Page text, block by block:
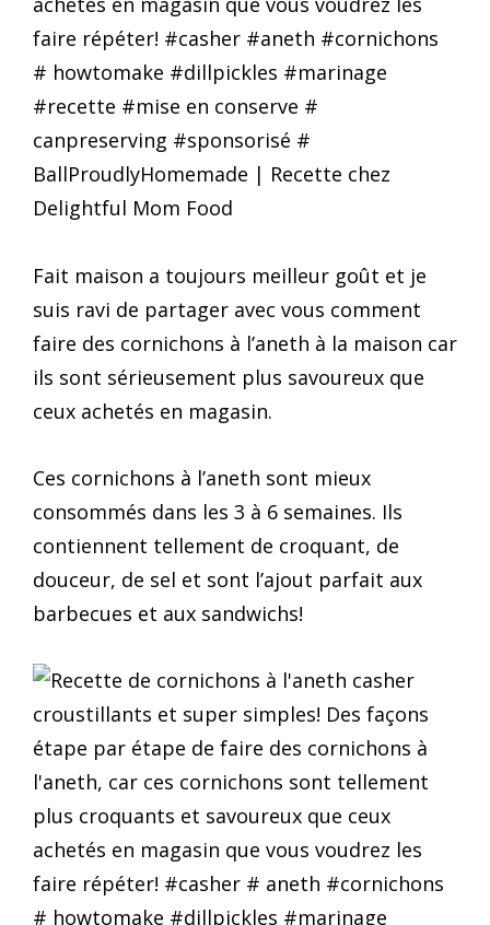
Fait maison a toujours meilleur goût et je
suis ravi de partager avec vous comment
faire des cornichons à l’aneth à la maison car
ils sont sérieusement plus savoureux que
ceux achetés en magasin.
Ces cornichons à l’aneth sont mieux
consommés dans les 3 à 6 semaines. Ils
contiennent tellement de croquant, de
douceur, de sel et sont l’ajout parfait aux
barbecues et aux sandwichs!